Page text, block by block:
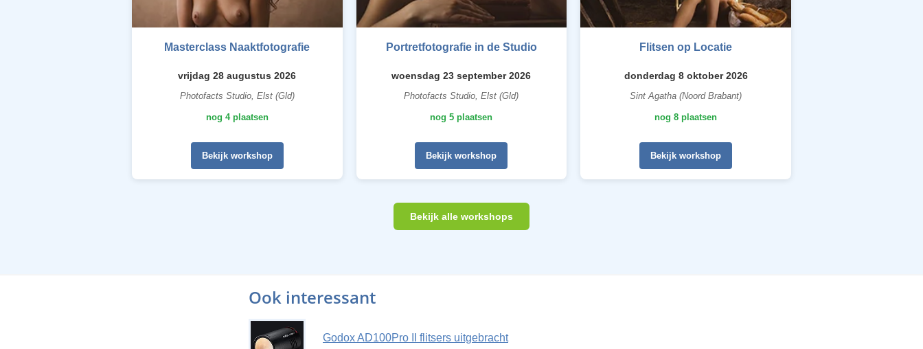
Masterclass Naaktfotografie
vrijdag 28 augustus 2026
Photofacts Studio, Elst (Gld)
nog 4 plaatsen
Bekijk workshop
Portretfotografie in de Studio
woensdag 23 september 2026
Photofacts Studio, Elst (Gld)
nog 5 plaatsen
Bekijk workshop
Flitsen op Locatie
donderdag 8 oktober 2026
Sint Agatha (Noord Brabant)
nog 8 plaatsen
Bekijk workshop
Bekijk alle workshops
Ook interessant
Godox AD100Pro II flitsers uitgebracht